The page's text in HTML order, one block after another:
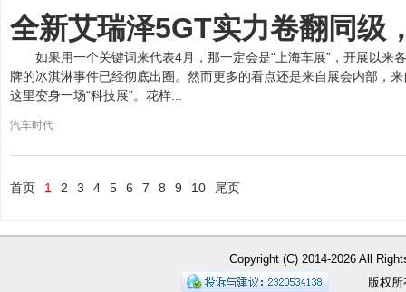
全新艾瑞泽5GT实力卷翻同级
如果用一个关键词来代表4月，那一定会是“上海车展”，开展以来
牌的冰淇淋事件已经彻底出圈。然而更多的看点还是来自展会内部，
这里变身一场“科技展”。花样...
汽车时代
首页 1 2 3 4 5 6 7 8 9 10 尾页
Copyright (C) 2014-2026 All
版权